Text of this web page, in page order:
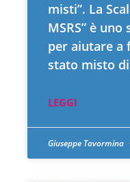
misti”. La
MSRS” è
per aiutare a
stato misto
LEGGI
Giuseppe Tavormina